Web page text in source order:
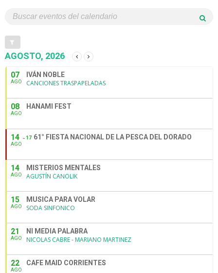
AGOSTO, 2026
07
AGO
IVÁN NOBLE
CANCIONES TRASPAPELADAS
08
AGO
HANAMI FEST
14
AGO
17 61° FIESTA NACIONAL DE LA PESCA DEL DORADO
14
AGO
MISTERIOS MENTALES
AGUSTÍN CANOLIK
15
AGO
MUSICA PARA VOLAR
SODA SINFONICO
21
AGO
NI MEDIA PALABRA
NICOLAS CABRE - MARIANO MARTINEZ
22
AGO
CAFE MAID CORRIENTES